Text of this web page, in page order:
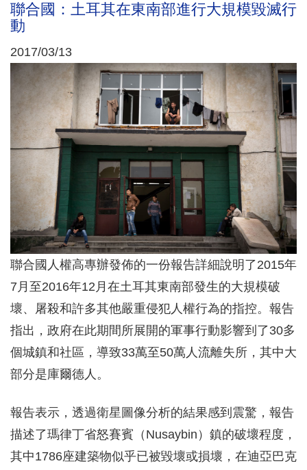
聯合國：土耳其在東南部進行大規模毀滅行
動
2017/03/13
聯合國人權高專辦發佈的一份報告詳細說明了2015年
7月至2016年12月在土耳其東南部發生的大規模破
壞、屠殺和許多其他嚴重侵犯人權行為的指控。報告
指出，政府在此期間所展開的軍事行動影響到了30多
個城鎮和社區，導致33萬至50萬人流離失所，其中大
部分是庫爾德人。
報告表示，透過衛星圖像分析的結果感到震驚，報告
描述了瑪律丁省怒賽賓（Nusaybin）鎮的破壞程度，
其中1786座建築物似乎已被毀壞或損壞，在迪亞巴克